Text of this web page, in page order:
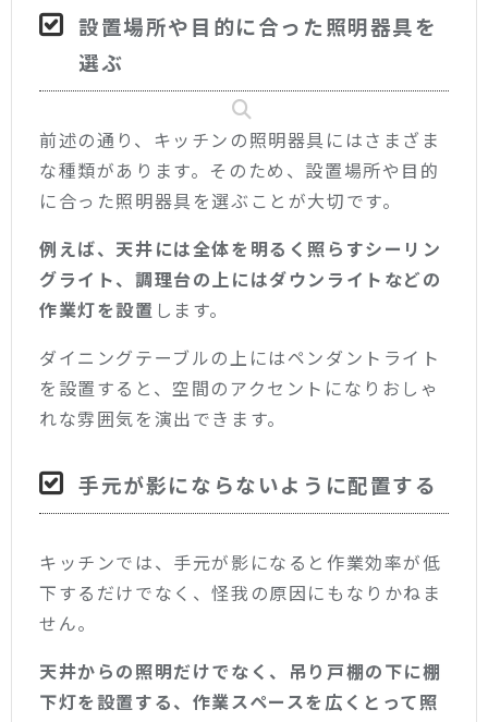
設置場所や目的に合った照明器具を
選ぶ
前述の通り、キッチンの照明器具にはさまざま
な種類があります。そのため、設置場所や目的
に合った照明器具を選ぶことが大切です。
例えば、天井には全体を明るく照らすシーリン
グライト、調理台の上にはダウンライトなどの
作業灯を設置 します。
ダイニングテーブルの上にはペンダントライト
を設置すると、空間のアクセントになりおしゃ
れな雰囲気を演出できます。
手元が影にならないように配置する
キッチンでは、手元が影になると作業効率が低
下するだけでなく、怪我の原因にもなりかねま
せん。
天井からの照明だけでなく、吊り戸棚の下に棚
下灯を設置する、作業スペースを広くとって照